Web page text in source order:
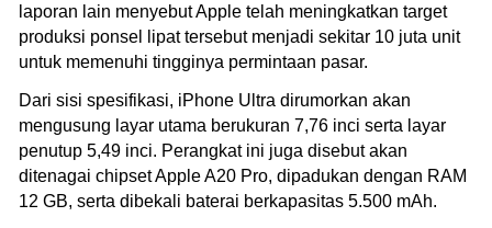
laporan lain menyebut Apple telah meningkatkan target
produksi ponsel lipat tersebut menjadi sekitar 10 juta unit
untuk memenuhi tingginya permintaan pasar.
Dari sisi spesifikasi, iPhone Ultra dirumorkan akan
mengusung layar utama berukuran 7,76 inci serta layar
penutup 5,49 inci. Perangkat ini juga disebut akan
ditenagai chipset Apple A20 Pro, dipadukan dengan RAM
12 GB, serta dibekali baterai berkapasitas 5.500 mAh.